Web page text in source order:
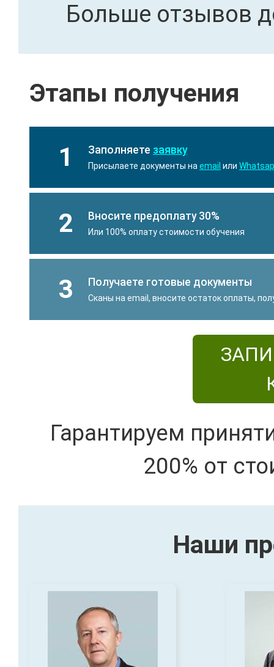
Больше отзывов
Этапы получения
1 Заполняете заявку
Присылаете документы на email или
2 Вносите предоплату 30%
Или 100% оплату стоимости обучения
3 Получаете готовые документы
Сканы на email, вносите остаток оплаты,
Гарантируем
200% от
Наши